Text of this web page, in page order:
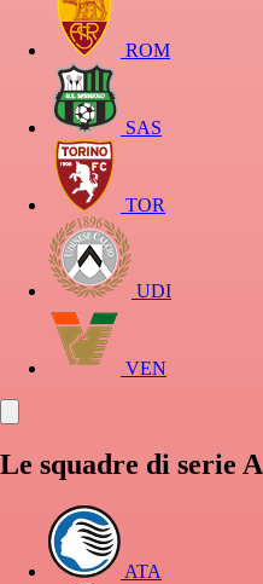
ROM
SAS
TOR
UDI
VEN
Le squadre di serie A
ATA